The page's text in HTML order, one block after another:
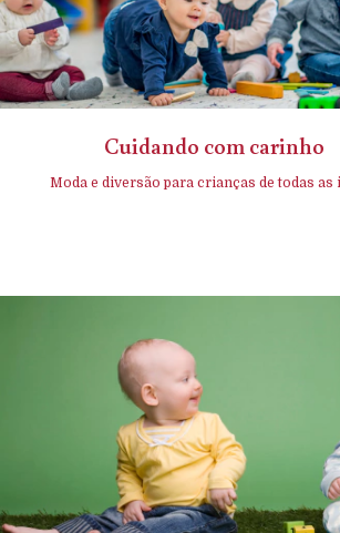
Cuidando com carinho
Moda e diversão para crianças de todas as